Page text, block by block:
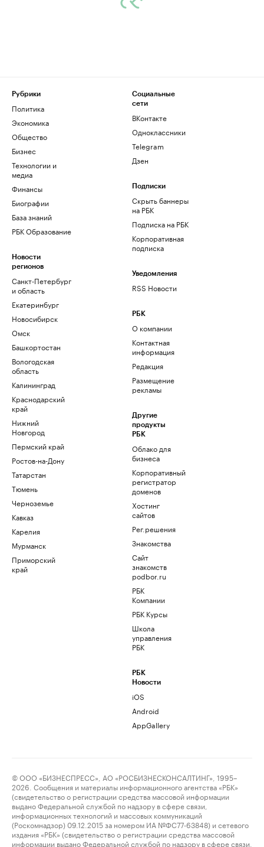
Рубрики
Политика
Экономика
Общество
Бизнес
Технологии и
медиа
Финансы
Биографии
База знаний
РБК Образование
Новости
регионов
Санкт-Петербург
и область
Екатеринбург
Новосибирск
Омск
Башкортостан
Вологодская
область
Калининград
Краснодарский
край
Нижний
Новгород
Пермский край
Ростов-на-Дону
Татарстан
Тюмень
Черноземье
Кавказ
Карелия
Мурманск
Приморский
край
Социальные
сети
ВКонтакте
Одноклассники
Telegram
Дзен
Подписки
Скрыть баннеры
на РБК
Подписка на РБК
Корпоративная
подписка
Уведомления
RSS Новости
РБК
О компании
Контактная
информация
Редакция
Размещение
рекламы
Другие
продукты
РБК
Облако для
бизнеса
Корпоративный
регистратор
доменов
Хостинг
сайтов
Рег.решения
Знакомства
Сайт
знакомств
podbor.ru
РБК
Компании
РБК Курсы
Школа
управления
РБК
РБК
Новости
iOS
Android
AppGallery
© ООО «БИЗНЕСПРЕСС», АО «РОСБИЗНЕСКОНСАЛТИНГ», 1995–
2026. Сообщения и материалы информационного агентства «РБК»
(свидетельство о регистрации средства массовой информации
выдано Федеральной службой по надзору в сфере связи,
информационных технологий и массовых коммуникаций
(Роскомнадзор) 09.12.2015 за номером ИА №ФС77-63848) и сетевого
издания «РБК» (свидетельство о регистрации средства массовой
информации выдано Федеральной службой по надзору в сфере связи,